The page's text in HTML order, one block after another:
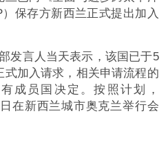
保存方新西兰正式提出加入
发言人当天表示，该国已于5
式加入请求，相关申请流程的
成员国决定。按照计划，
在新西兰城市奥克兰举行会